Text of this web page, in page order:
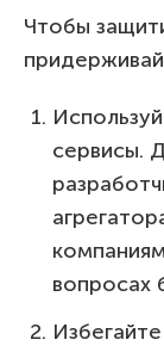
Чтобы
сервисы.
вопросах